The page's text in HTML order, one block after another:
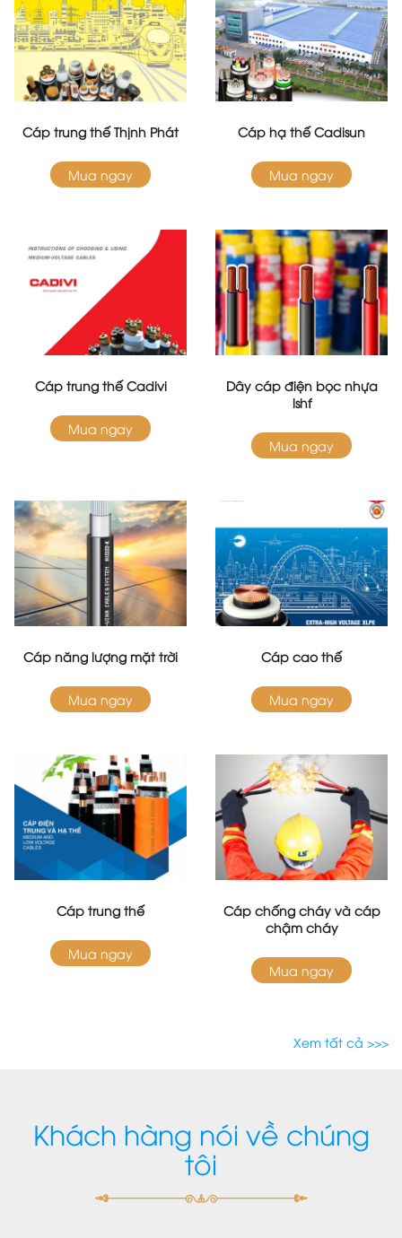
Cáp trung thế Thịnh Phát
Mua ngay
Cáp hạ thế Cadisun
Mua ngay
Cáp trung thế Cadivi
Mua ngay
Dây cáp điện bọc nhựa
lshf
Mua ngay
Cáp năng lượng mặt trời
Mua ngay
Cáp cao thế
Mua ngay
Cáp trung thế
Mua ngay
Cáp chống cháy và cáp
chậm cháy
Mua ngay
Xem tất cả >>>
Khách hàng nói về chúng
tôi